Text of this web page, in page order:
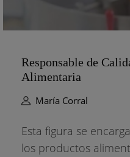
Responsable de
Alimentaria
María Corral
Esta figura se
los productos